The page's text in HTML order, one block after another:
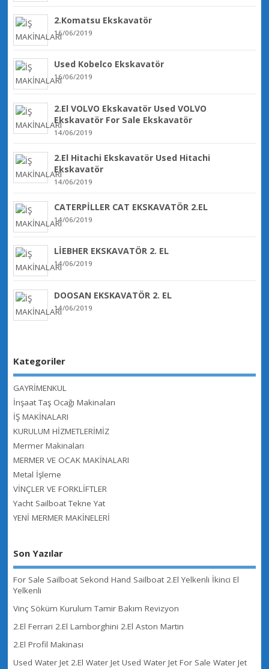
2.Komatsu Ekskavatör
16/06/2019
Used Kobelco Ekskavatör
16/06/2019
2.El VOLVO Ekskavatör Used VOLVO
Ekskavatör For Sale Ekskavatör
14/06/2019
2.El Hitachi Ekskavatör Used Hitachi
Ekskavatör
14/06/2019
CATERPİLLER CAT EKSKAVATÖR 2.EL
14/06/2019
LİEBHER EKSKAVATÖR 2. EL
14/06/2019
DOOSAN EKSKAVATÖR 2. EL
14/06/2019
Kategoriler
GAYRİMENKUL
İnşaat Taş Ocağı Makinaları
İŞ MAKİNALARI
KURULUM HİZMETLERİMİZ
Mermer Makinaları
MERMER VE OCAK MAKİNALARI
Metal İşleme
VİNÇLER VE FORKLİFTLER
Yacht Sailboat Tekne Yat
YENİ MERMER MAKİNELERİ
Son Yazılar
For Sale Sailboat Sekond Hand Sailboat 2.El Yelkenli İkinci El
Yelkenli
Vinç Söküm Kurulum Tamir Bakım Revizyon
2.El Ferrari 2.El Lamborghini 2.El Aston Martin
2.El Profil Makinası
Used Water Jet 2.El Water Jet Used Water Jet For Sale Water Jet